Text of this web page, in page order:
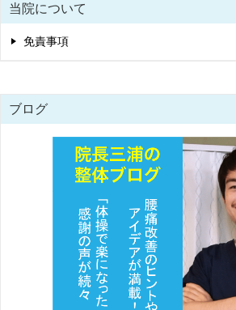
当院について
免責事項
ブログ